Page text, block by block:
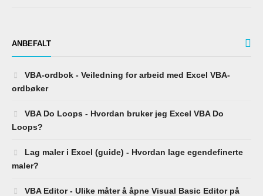
ANBEFALT
VBA-ordbok - Veiledning for arbeid med Excel VBA-
ordbøker
VBA Do Loops - Hvordan bruker jeg Excel VBA Do
Loops?
Lag maler i Excel (guide) - Hvordan lage egendefinerte
maler?
VBA Editor - Ulike måter å åpne Visual Basic Editor på